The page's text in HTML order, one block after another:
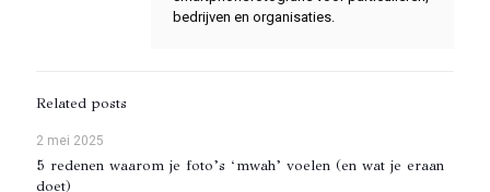
bedrijven en organisaties.
Related posts
2 mei 2025
5 redenen waarom je foto’s ‘mwah’ voelen (en wat je eraan
doet)